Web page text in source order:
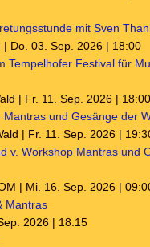
mit Sven
Do. 03. Sep. 2026 | 18:00
Tempelhofer Festival für
| Fr. 11. Sep. 2026 | 18:00
und Gesänge der
| Fr. 11. Sep. 2026 |
v. Workshop Mantras und
| Mi. 16. Sep. 2026 |
Mantras
2026 | 18:15